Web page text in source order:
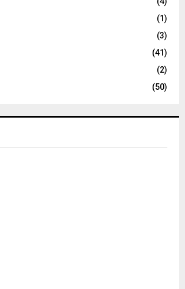
(1)
(3)
(41)
(2)
(50)